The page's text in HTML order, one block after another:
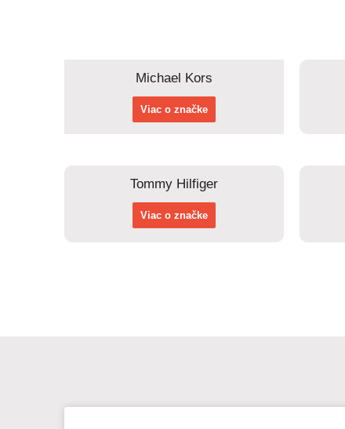
Michael Kors
Viac o značke
Tommy Hilfiger
Viac o značke